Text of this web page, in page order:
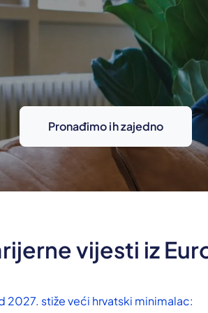
Pronađimo ih zajedno
vijesti iz